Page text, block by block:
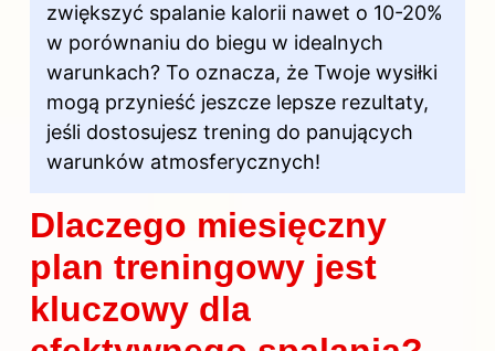
zwiększyć spalanie kalorii nawet o 10-20%
w porównaniu do biegu w idealnych
warunkach? To oznacza, że Twoje wysiłki
mogą przynieść jeszcze lepsze rezultaty,
jeśli dostosujesz trening do panujących
warunków atmosferycznych!
Dlaczego miesięczny
plan treningowy jest
kluczowy dla